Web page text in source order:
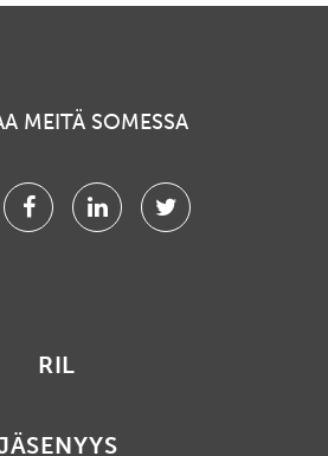
MEITÄ SOMESSA
FacebookLinkedinTwitter
RIL